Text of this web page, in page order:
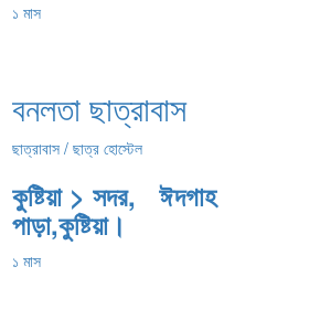
১ মাস
বনলতা ছাত্রাবাস
ছাত্রাবাস / ছাত্র হোস্টেল
কুষ্টিয়া > সদর, ঈদগাহ
পাড়া,কুষ্টিয়া।
১ মাস